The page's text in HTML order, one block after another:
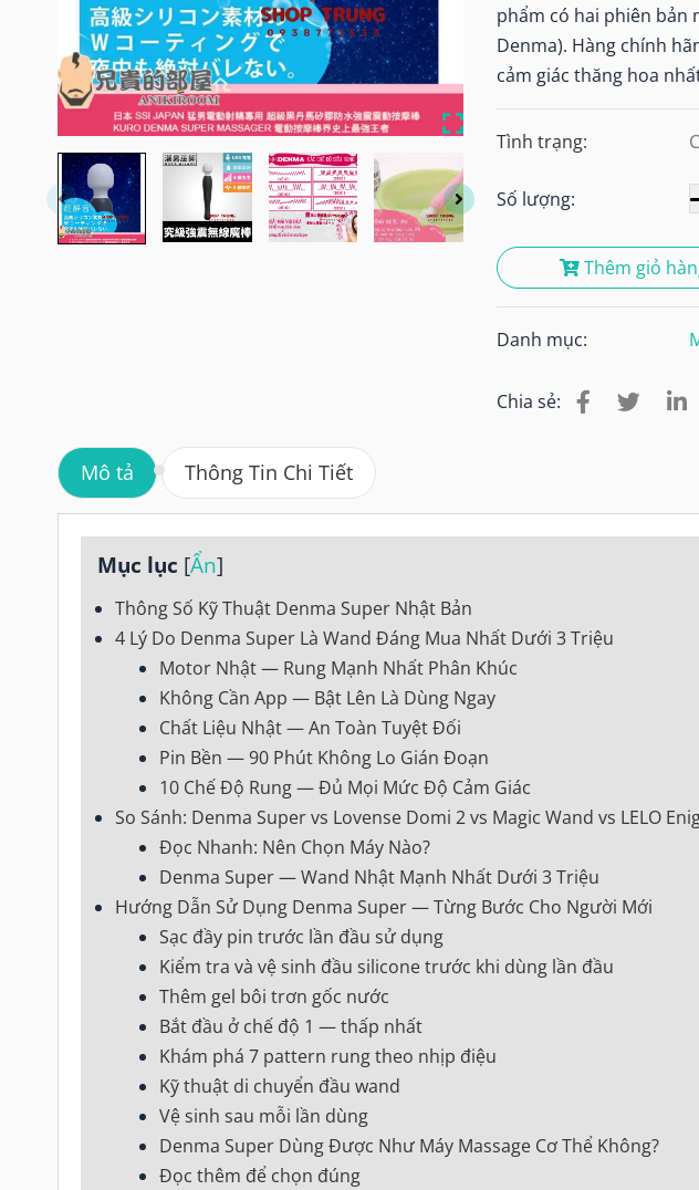
phẩm có hai phiên bản
Denma). Hàng chính
cảm giác thăng hoa
Tình trạng:
Số lượng:
Thêm giỏ
Danh mục:
Chia sẻ:
Mô tả Thông Tin Chi Tiết
Mục lục [Ẩn]
Thông Số Kỹ Thuật Denma Super Nhật Bản
4 Lý Do Denma Super Là Wand Đáng Mua Nhất Dưới 3 Triệu
Motor Nhật — Rung Mạnh Nhất Phân Khúc
Không Cần App — Bật Lên Là Dùng Ngay
Chất Liệu Nhật — An Toàn Tuyệt Đối
Pin Bền — 90 Phút Không Lo Gián Đoạn
10 Chế Độ Rung — Đủ Mọi Mức Độ Cảm Giác
So Sánh: Denma Super vs Lovense Domi 2 vs Magic Wand vs LELO
Đọc Nhanh: Nên Chọn Máy Nào?
Denma Super — Wand Nhật Mạnh Nhất Dưới 3 Triệu
Hướng Dẫn Sử Dụng Denma Super — Từng Bước Cho Người Mới
Sạc đầy pin trước lần đầu sử dụng
Kiểm tra và vệ sinh đầu silicone trước khi dùng lần đầu
Thêm gel bôi trơn gốc nước
Bắt đầu ở chế độ 1 — thấp nhất
Khám phá 7 pattern rung theo nhịp điệu
Kỹ thuật di chuyển đầu wand
Vệ sinh sau mỗi lần dùng
Denma Super Dùng Được Như Máy Massage Cơ Thể Không?
Đọc thêm để chọn đúng